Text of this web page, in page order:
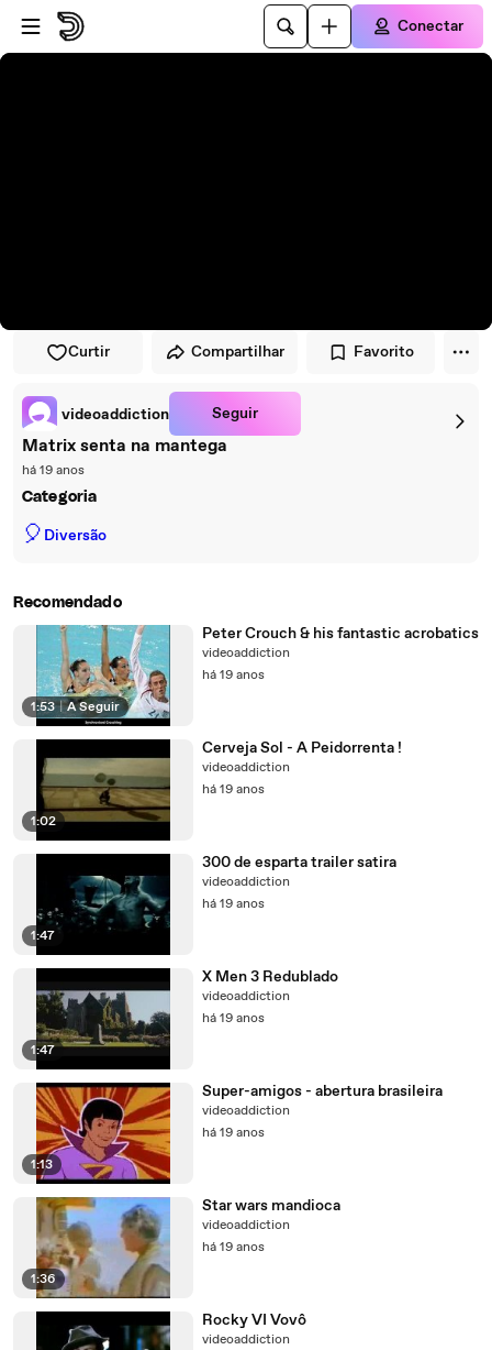
Pular para o player
Ir para o conteúdo principal
Conectar
Curtir Compartilhar Favorito
videoaddiction Seguir
Matrix senta na mantega
há 19 anos
Categoria
🎈 Diversão
Recomendado
1:53 | A Seguir
Peter Crouch & his fantastic acrobatics
videoaddiction
há 19 anos
1:02
Cerveja Sol - A Peidorrenta !
videoaddiction
há 19 anos
1:47
300 de esparta trailer satira
videoaddiction
há 19 anos
1:47
X Men 3 Redublado
videoaddiction
há 19 anos
1:13
Super-amigos - abertura brasileira
videoaddiction
há 19 anos
1:36
Star wars mandioca
videoaddiction
há 19 anos
Rocky VI Vovô
videoaddiction